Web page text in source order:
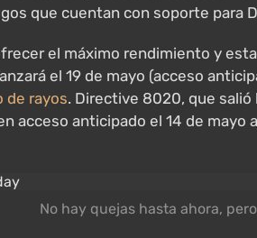
que cuentan con soporte para
el máximo rendimiento y
el 19 de mayo (acceso
de rayos. Directive 8020, que
acceso anticipado el 14 de
No hay quejas hasta ahora,